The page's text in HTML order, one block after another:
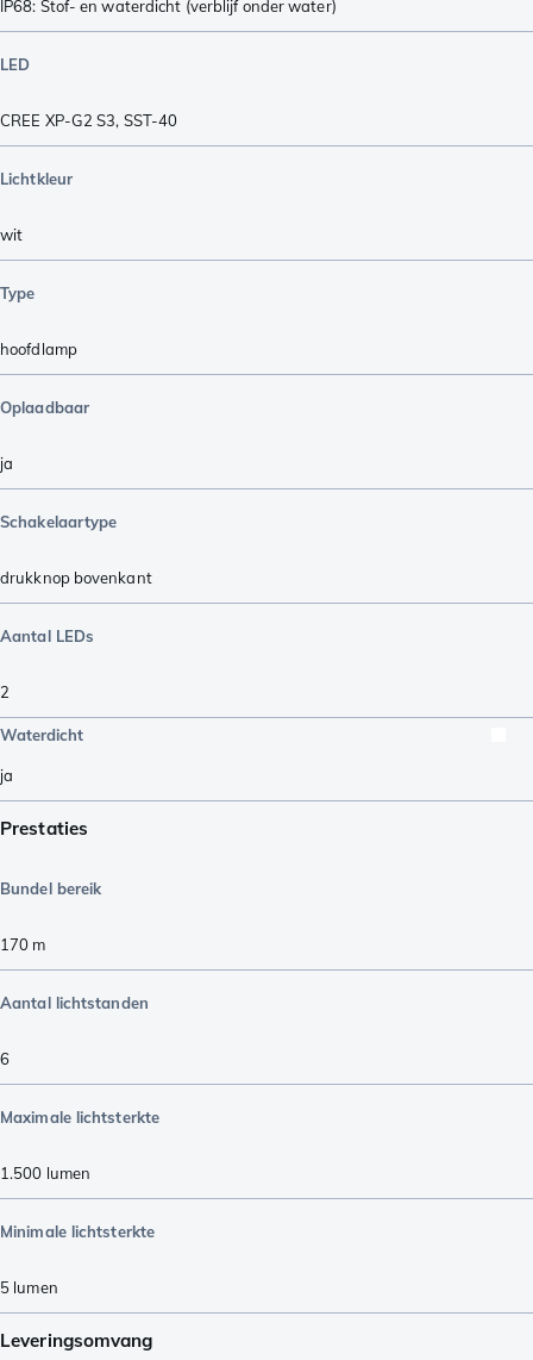
IP68: Stof- en waterdicht (verblijf onder water)
LED
CREE XP-G2 S3, SST-40
Lichtkleur
wit
Type
hoofdlamp
Oplaadbaar
ja
Schakelaartype
drukknop bovenkant
Aantal LEDs
2
Waterdicht
ja
Prestaties
Bundel bereik
170 m
Aantal lichtstanden
6
Maximale lichtsterkte
1.500 lumen
Minimale lichtsterkte
5 lumen
Leveringsomvang